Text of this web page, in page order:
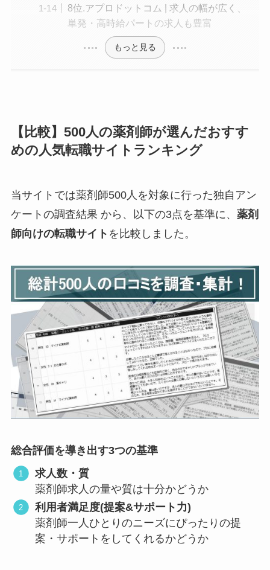
8位.アプロドットコム | 求人の幅が広く、
単発・高時給パートの求人も豊富
もっと見る
【比較】 500人の薬剤師が選んだおすす
めの人気転職サイトランキング
当サイトでは薬剤師500人を対象に行った独自アン
ケートの調査結果 から、以下の3点を基準に、 薬剤
師向けの転職サイト を比較しました。
総合評価を導き出す3つの基準
求人数・質
薬剤師求人の量や質は十分かどうか
利用者満足度(提案&サポート力)
薬剤師一人ひとりのニーズにぴったりの提
案・サポートをしてくれるかどうか